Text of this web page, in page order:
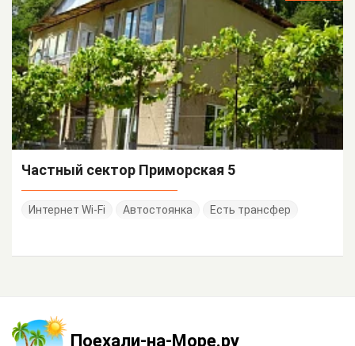
Частный сектор Приморская 5
Интернет Wi-Fi Автостоянка Есть трансфер
Поехали-на-Море.ру